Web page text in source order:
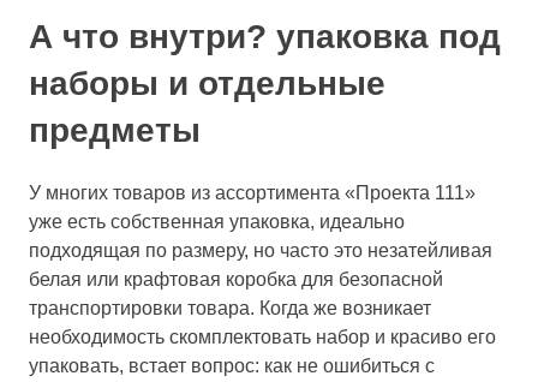
А что внутри? упаковка под
наборы и отдельные
предметы
У многих товаров из ассортимента «Проекта 111»
уже есть собственная упаковка, идеально
подходящая по размеру, но часто это незатейливая
белая или крафтовая коробка для безопасной
транспортировки товара. Когда же возникает
необходимость скомплектовать набор и красиво его
упаковать, встает вопрос: как не ошибиться с